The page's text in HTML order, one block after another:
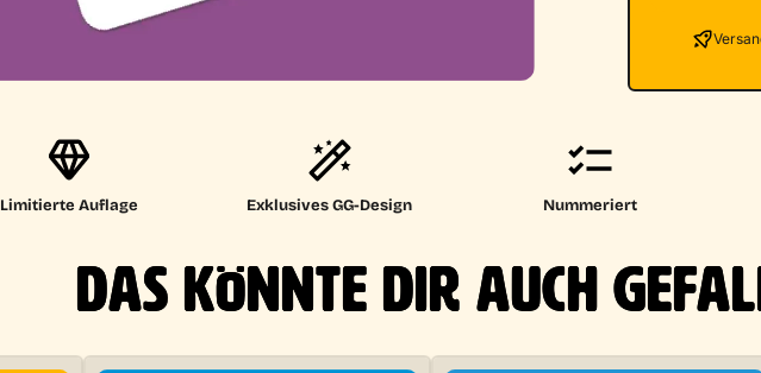
Limitierte Auflage Exklusives GG-Design Nummeriert
DAS KÖNNTE DIR AUCH